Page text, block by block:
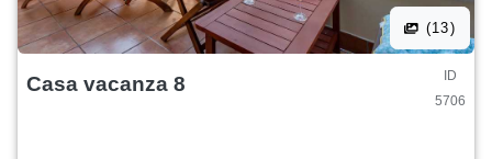
(13)
Casa vacanza 8
ID
5706